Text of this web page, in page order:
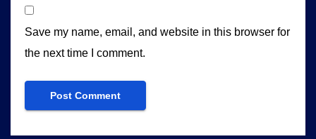
Save my name, email, and website in this browser for
the next time I comment.